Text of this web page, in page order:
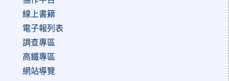
線上書籍
電子報列表
調查專區
高鐵專區
網站導覽